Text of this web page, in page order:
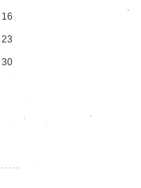
16
23
30